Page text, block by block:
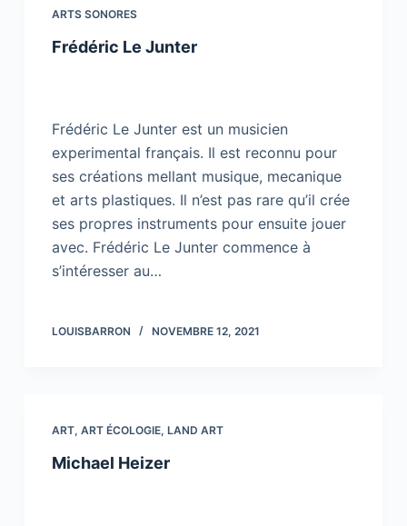
ARTS SONORES
Frédéric Le Junter
Frédéric Le Junter est un musicien
experimental français. Il est reconnu pour
ses créations mellant musique, mecanique
et arts plastiques. Il n’est pas rare qu’il crée
ses propres instruments pour ensuite jouer
avec. Frédéric Le Junter commence à
s’intéresser au…
LOUISBARRON NOVEMBRE 12, 2021
ART, ART ÉCOLOGIE, LAND ART
Michael Heizer